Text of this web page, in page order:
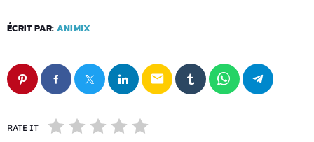
ÉCRIT PAR: ANIMIX
email
RATE IT